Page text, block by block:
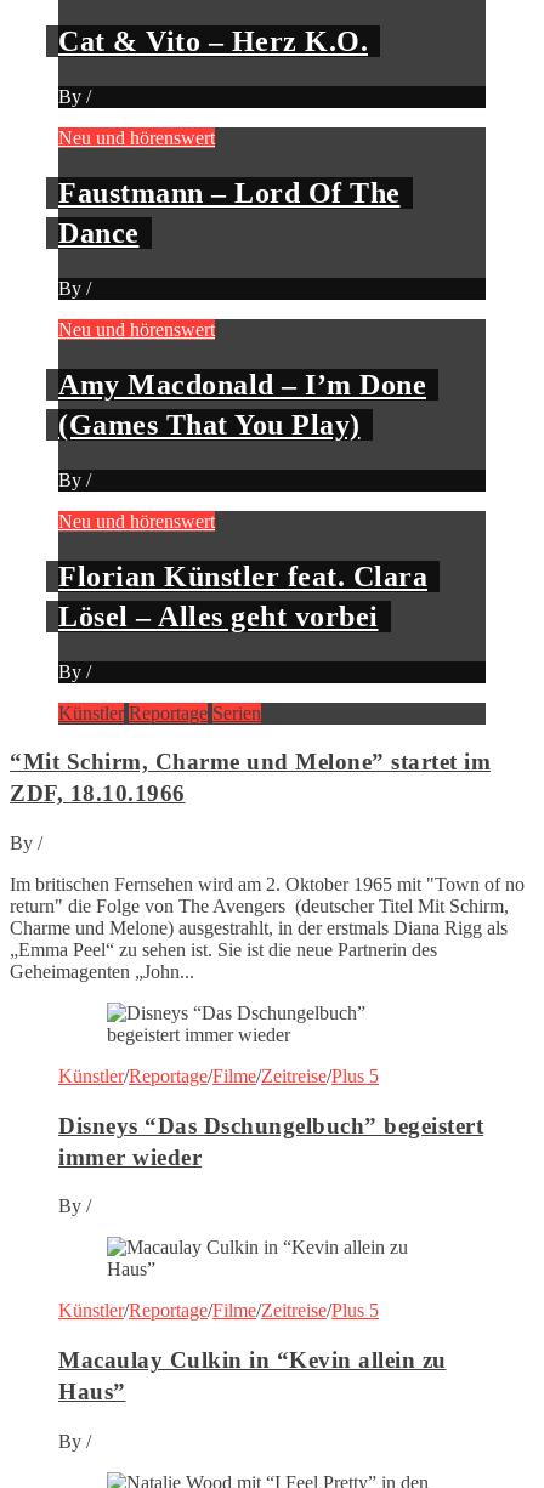
Cat & Vito – Herz K.O.
By /
Neu und hörenswert
Faustmann – Lord Of The
Dance
By /
Neu und hörenswert
Amy Macdonald – I’m Done
(Games That You Play)
By /
Neu und hörenswert
Florian Künstler feat. Clara
Lösel – Alles geht vorbei
By /
Künstler Reportage Serien
“Mit Schirm, Charme und Melone” startet im
ZDF, 18.10.1966
By /
Im britischen Fernsehen wird am 2. Oktober 1965 mit "Town of no
return" die Folge von The Avengers (deutscher Titel Mit Schirm,
Charme und Melone) ausgestrahlt, in der erstmals Diana Rigg als
„Emma Peel“ zu sehen ist. Sie ist die neue Partnerin des
Geheimagenten „John...
Künstler/Reportage/Filme/Zeitreise/Plus 5
Disneys “Das Dschungelbuch” begeistert
immer wieder
By /
Künstler/Reportage/Filme/Zeitreise/Plus 5
Macaulay Culkin in “Kevin allein zu
Haus”
By /